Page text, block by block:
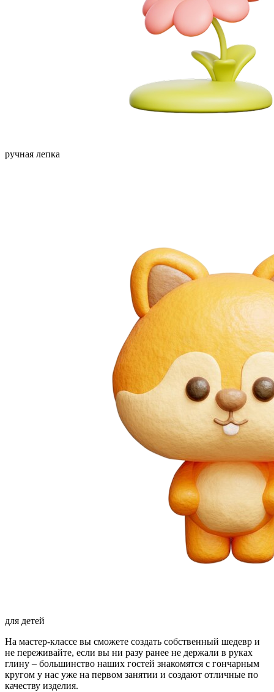
ручная лепка
для детей
На мастер-классе вы сможете создать собственный шедевр и
не переживайте, если вы ни разу ранее не держали в руках
глину – большинство наших гостей знакомятся с гончарным
кругом у нас уже на первом занятии и создают отличные по
качеству изделия.